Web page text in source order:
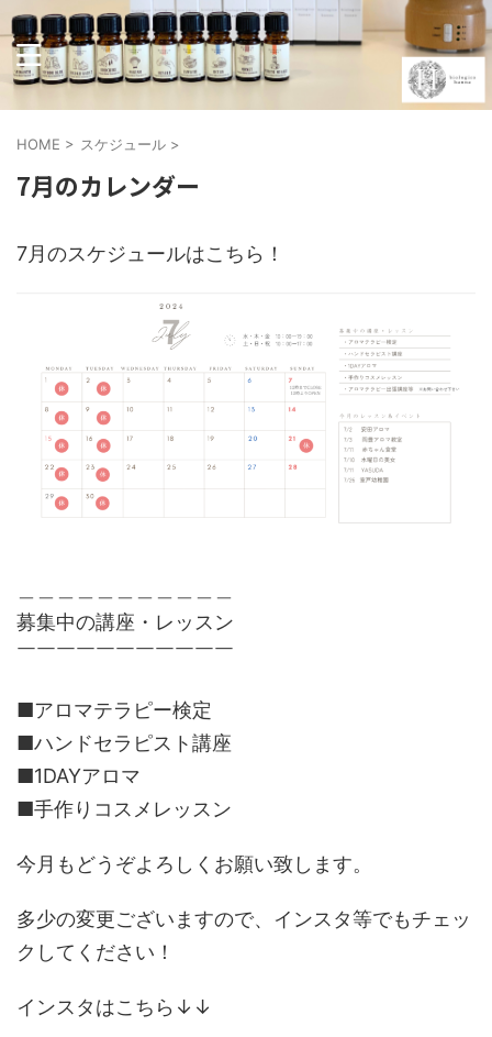
HOME > スケジュール >
7月のカレンダー
7月のスケジュールはこちら！
募集中の講座・レッスン
￣￣￣￣￣￣￣￣￣￣￣
■アロマテラピー検定
■ハンドセラピスト講座
■1DAYアロマ
■手作りコスメレッスン
今月もどうぞよろしくお願い致します。
多少の変更ございますので、インスタ等でもチェッ
クしてください！
インスタはこちら↓↓